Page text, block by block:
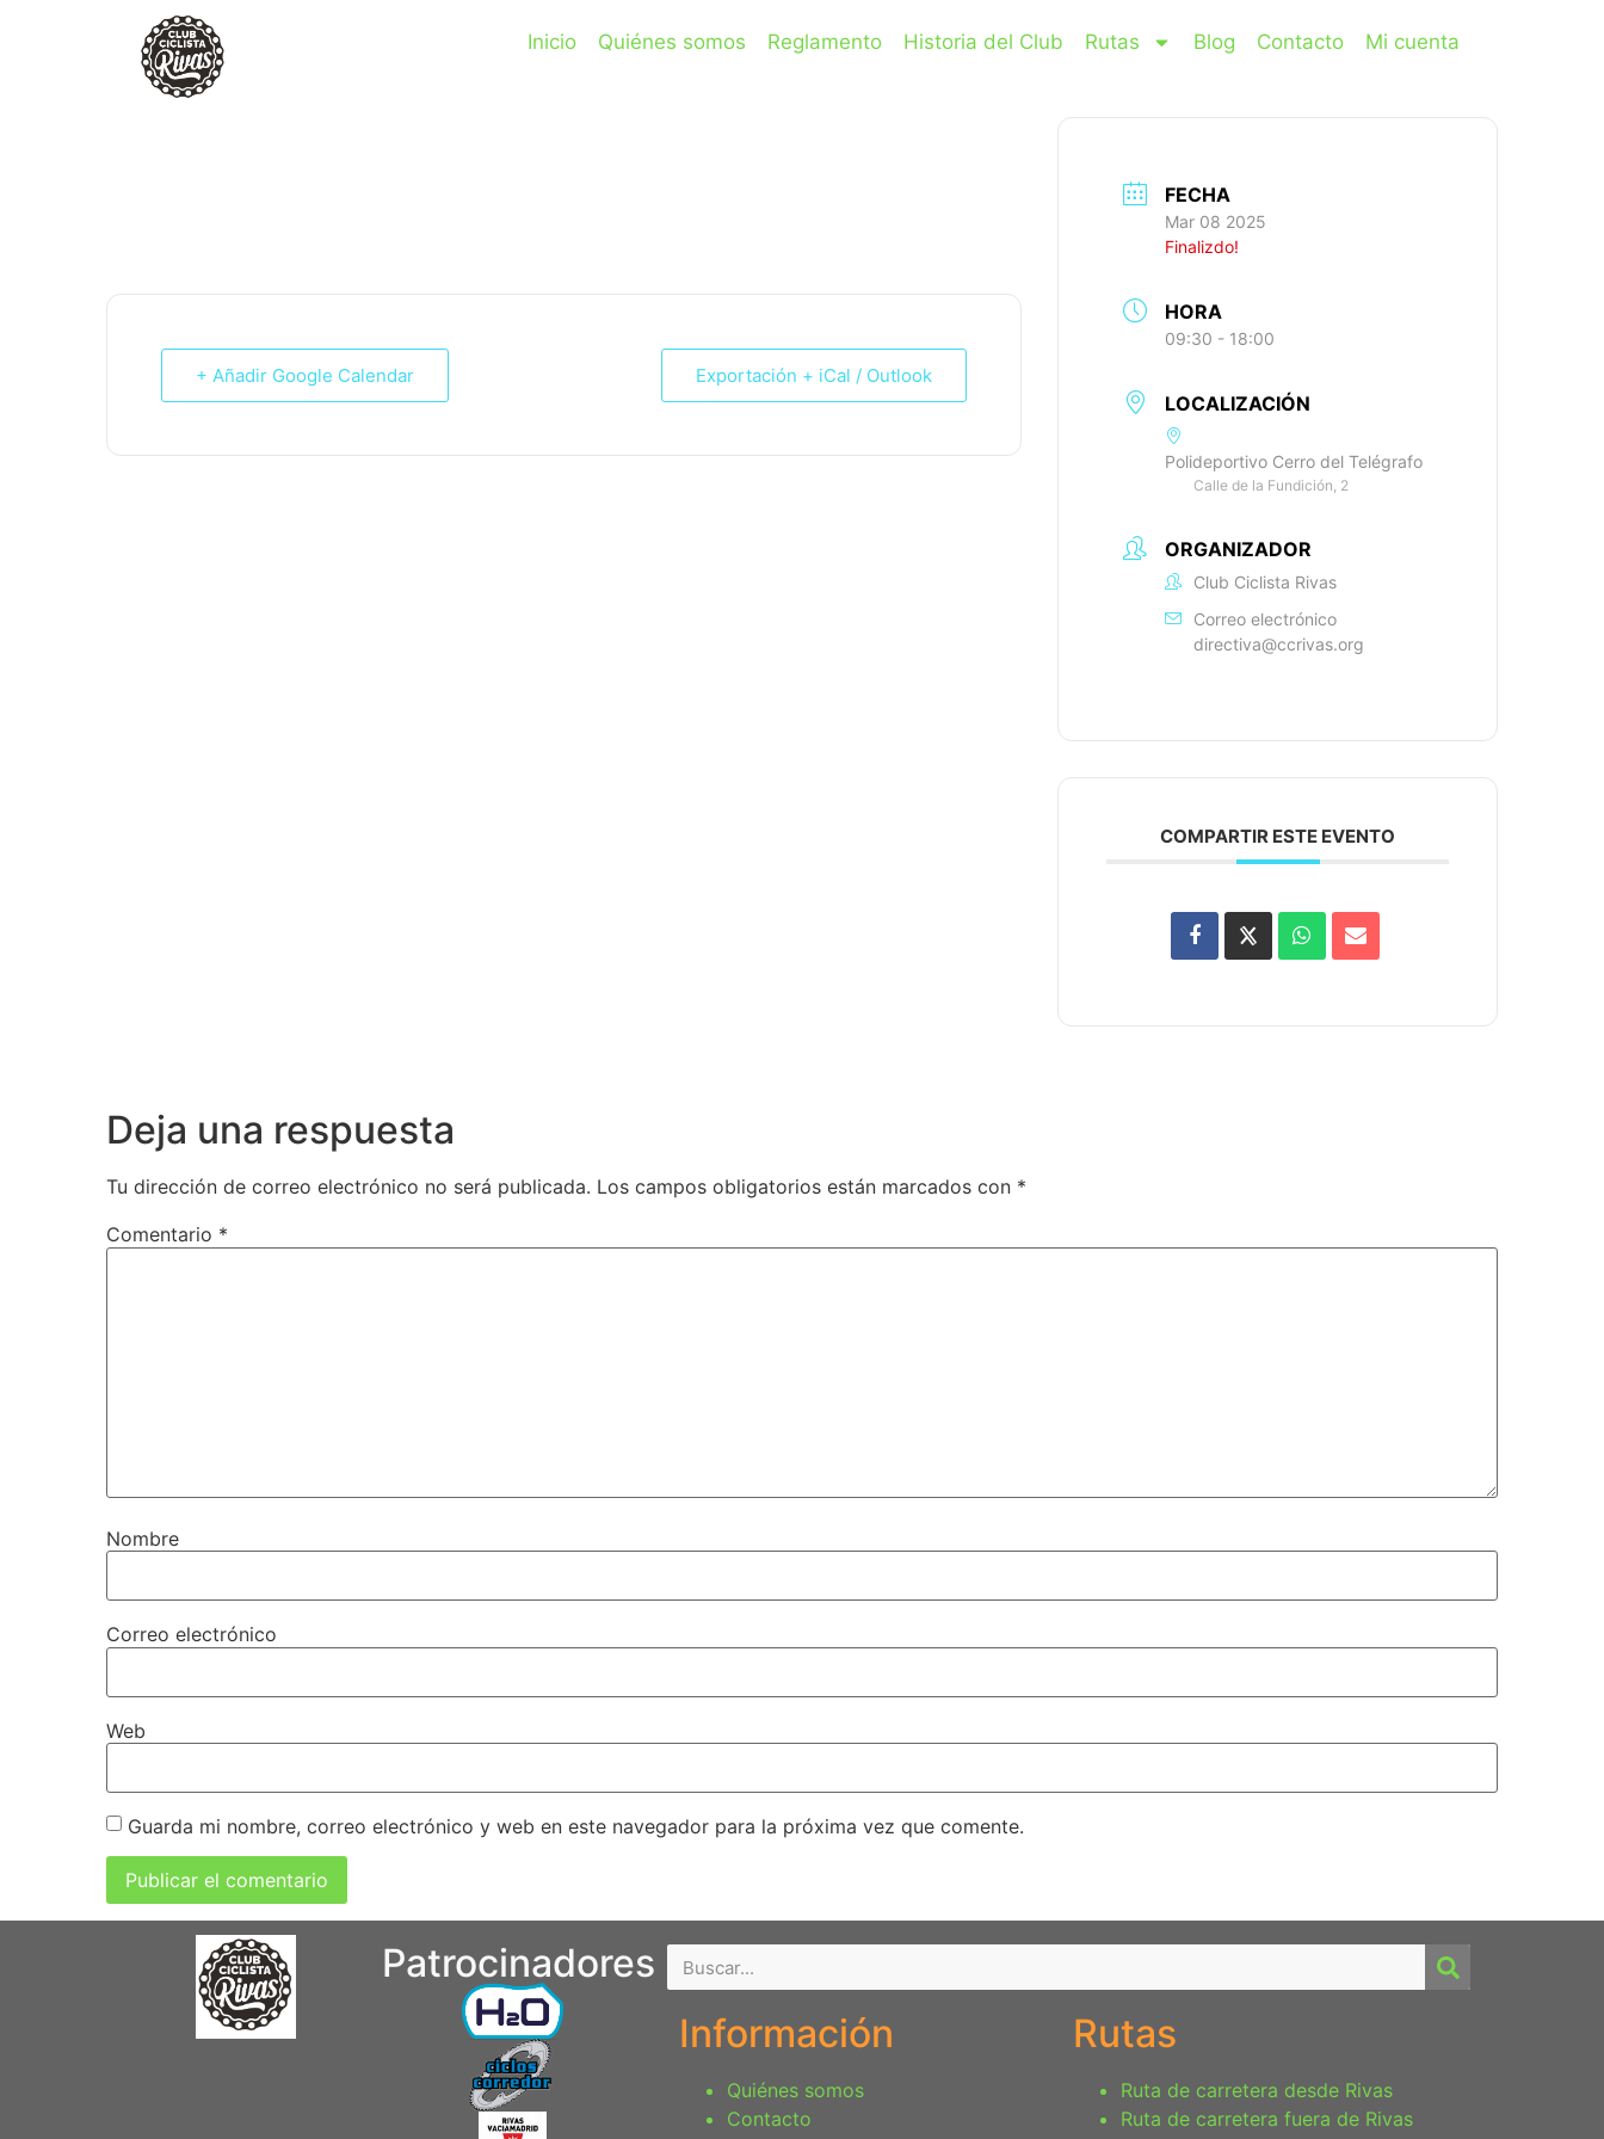
Inicio Quiénes somos Reglamento Historia del Club Rutas Blog Contacto Mi cuenta
+ Añadir Google Calendar Exportación + iCal / Outlook
FECHA
Mar 08 2025
Finalizdo!
HORA
09:30 - 18:00
LOCALIZACIÓN
Polideportivo Cerro del Telégrafo
Calle de la Fundición, 2
ORGANIZADOR
Club Ciclista Rivas
Correo electrónico
directiva@ccrivas.org
COMPARTIR ESTE EVENTO
Deja una respuesta
Tu dirección de correo electrónico no será publicada. Los campos obligatorios están marcados con *
Comentario *
Nombre
Correo electrónico
Web
Guarda mi nombre, correo electrónico y web en este navegador para la próxima vez que comente.
Patrocinadores
Información
Quiénes somos
Contacto
Rutas
Ruta de carretera desde Rivas
Ruta de carretera fuera de Rivas